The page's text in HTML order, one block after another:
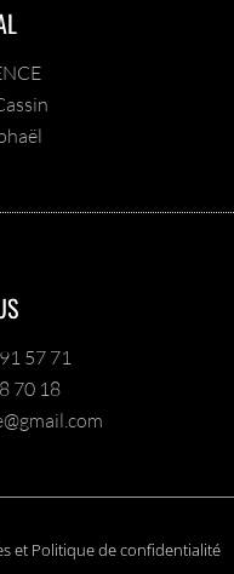
57 71
70 18
et Politique de confidentialité